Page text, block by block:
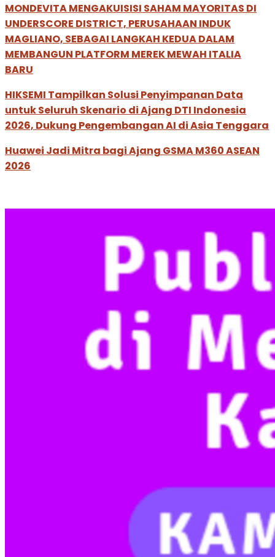
MONDEVITA MENGAKUISISI SAHAM MAYORITAS DI
UNDERSCORE DISTRICT, PERUSAHAAN INDUK
MAGLIANO, SEBAGAI LANGKAH KEDUA DALAM
MEMBANGUN PLATFORM MEREK MEWAH ITALIA
BARU
HIKSEMI Tampilkan Solusi Penyimpanan Data
untuk Seluruh Skenario di Ajang DTI Indonesia
2026, Dukung Pengembangan AI di Asia Tenggara
Huawei Jadi Mitra bagi Ajang GSMA M360 ASEAN
2026